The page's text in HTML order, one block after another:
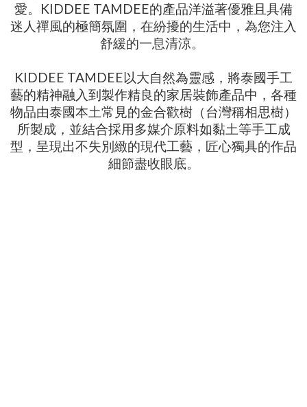
愛。KIDDEE TAMDEE的產品洋溢著優雅且具備
迷人禪風的極簡氛圍，在紛擾的生活中，為您注入
舒緩的一息清涼。
KIDDEE TAMDEE以大自然為靈感，將泰國手工
藝的精神融入到製作精良的家居裝飾產品中，各種
物品由泰國本土常見的金合歡樹（台灣稱相思樹）
所製成，並結合採用多媒介原料如黏土等手工成
型，呈現出不失別緻的現代工藝，匠心獨具的作品
細節盡收眼底。